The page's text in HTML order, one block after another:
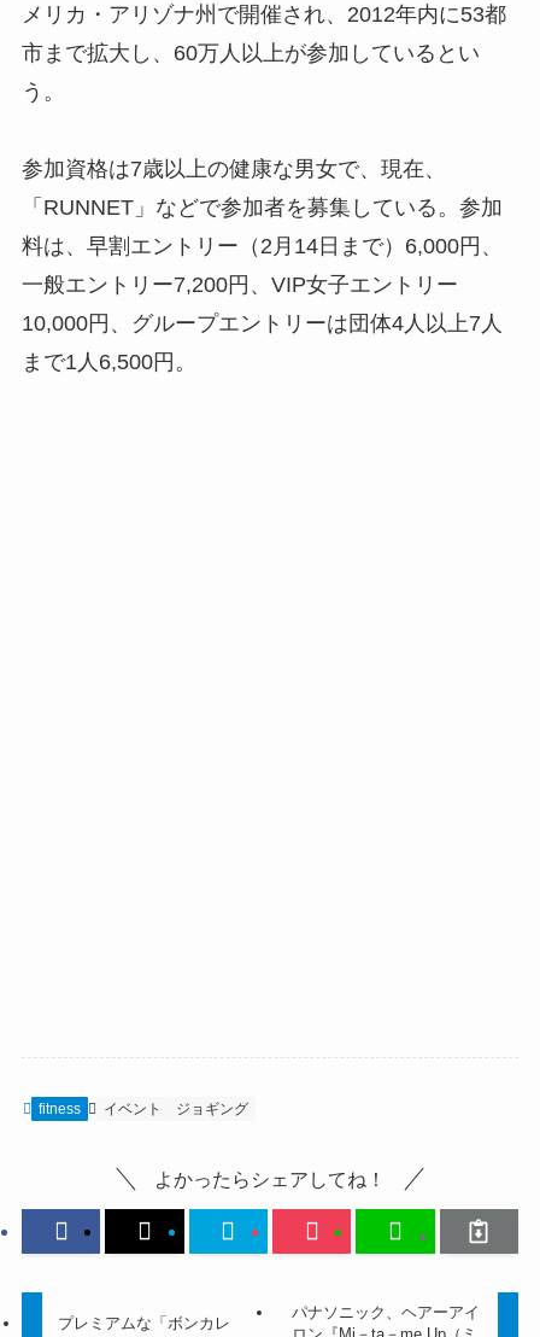
メリカ・アリゾナ州で開催され、2012年内に53都
市まで拡大し、60万人以上が参加しているとい
う。
参加資格は7歳以上の健康な男女で、現在、
「RUNNET」などで参加者を募集している。参加
料は、早割エントリー（2月14日まで）6,000円、
一般エントリー7,200円、VIP女子エントリー
10,000円、グループエントリーは団体4人以上7人
まで1人6,500円。
fitness イベント ジョギング
よかったらシェアしてね！
プレミアムな「ボンカレ
パナソニック、ヘアーアイ